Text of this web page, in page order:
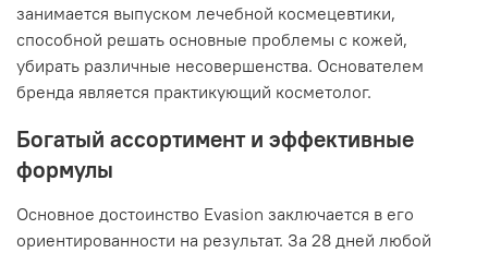
занимается выпуском лечебной космецевтики,
способной решать основные проблемы с кожей,
убирать различные несовершенства. Основателем
бренда является практикующий косметолог.
Богатый ассортимент и эффективные
формулы
Основное достоинство Evasion заключается в его
ориентированности на результат. За 28 дней любой